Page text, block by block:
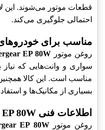
قطعات موتور می‌شوند. این
احتمالی جلوگیری می‌کند.
مناسب برای
روغن موتور EP 80W
سواری و وانت‌هایی که نیاز
مناسب است. این کالا
بسیاری از مکانیک‌ها و
اطلاعات فنی BP Energear EP 80W
روغن موتورEP 80W